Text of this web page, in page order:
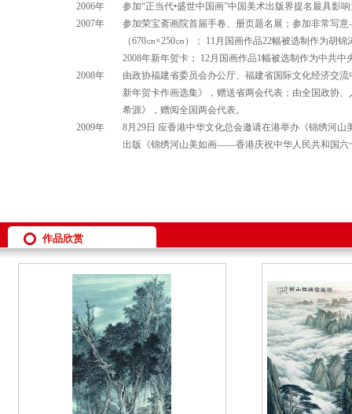
2006年
参加“正当代•盛世中国画”中国美术出版界提名最具影
2007年
参加荣宝斋画院首届手卷、册页题名展；参加非常
（670㎝×250㎝）； 11月国画作品22幅被选制作为胡
2008年新年贺卡； 12月国画作品1幅被选制作为中共中
2008年
由政协福建省委员会办公厅、福建省国际文化经济交
新年贺卡作画选集》，赠送省两会代表；由全国政协
希源》，赠阅全国两会代表。
2009年
8月29日 应香港中华文化总会邀请在港举办《锦绣河
出版《锦绣河山美如画——香港庆祝中华人民共和国六
作品欣赏